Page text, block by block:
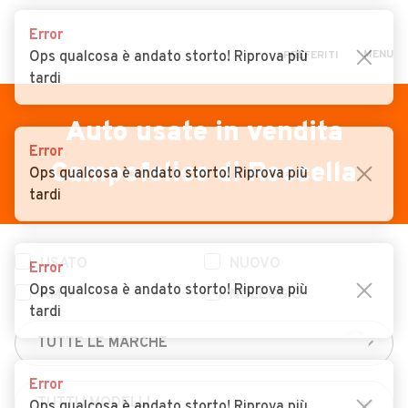
PREFERITI MENU
CERCA
Auto usate
Auto Km 0
Auto Nuove
Noleggio a lungo termine
Auto d'epoca
Moto
Camper
MAGAZINE
ACCEDI
Auto usate in vendita
Campofelice di Roccella
USATO
KM 0
NOLEGGIO
Error
Ops qualcosa è andato storto! Riprova più
tardi
Error
Ops qualcosa è andato storto! Riprova più
tardi
Error
Ops qualcosa è andato storto! Riprova più
tardi
Error